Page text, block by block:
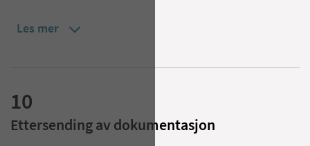
Les mer
10
Ettersending av dokumentasjon